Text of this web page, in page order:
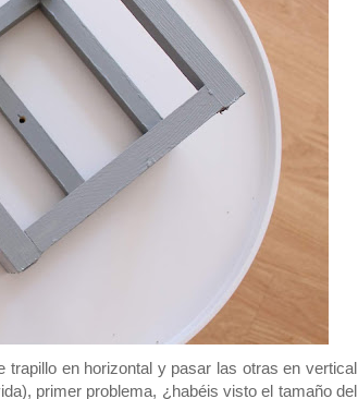
en horizontal y pasar las otras en vertical
primer problema, ¿habéis visto el tamaño del